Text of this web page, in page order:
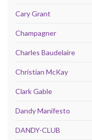
Cary Grant
Champagner
Charles Baudelaire
Christian McKay
Clark Gable
Dandy Manifesto
DANDY-CLUB